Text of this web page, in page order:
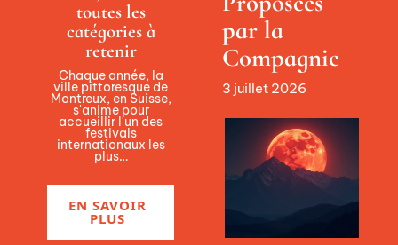
toutes les
catégories à
retenir
Chaque année, la
ville pittoresque de
Montreux, en Suisse,
s'anime pour
accueillir l'un des
festivals
internationaux les
plus…
EN SAVOIR
PLUS
par la
Compagnie
3 juillet 2026